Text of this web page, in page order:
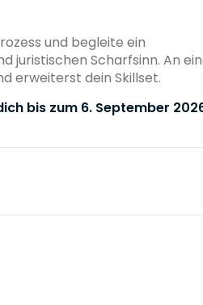
und begleite ein
juristischen Scharfsinn. An
erweiterst dein Skillset.
bis zum 6. September